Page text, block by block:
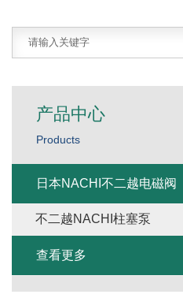
产品中心
Products
日本NACHI不二越电磁阀
不二越NACHI柱塞泵
查看更多